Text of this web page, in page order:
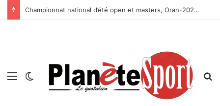
Championnat national d’été open et masters, Oran-2026 — Le CRB s’adjuge le titre
Menu Switch skin